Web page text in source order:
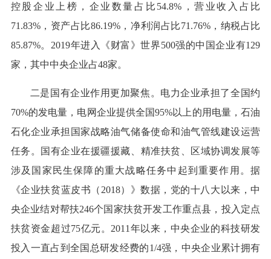
控股企业上榜，企业数量占比54.8%，营业收入占比
71.83%，资产占比86.19%，净利润占比71.76%，纳税占比
85.87%。2019年进入《财富》世界500强的中国企业有129
家，其中中央企业占48家。
二是国有企业作用更加聚焦。电力企业承担了全国约
70%的发电量，电网企业提供全国95%以上的用电量，石油
石化企业承担国家战略油气储备使命和油气管线建设运营
任务。国有企业在援疆援藏、精准扶贫、区域协调发展等
涉及国家民生保障的重大战略任务中起到重要作用。据
《企业扶贫蓝皮书（2018）》数据，党的十八大以来，中
央企业结对帮扶246个国家扶贫开发工作重点县，投入定点
扶贫资金超过75亿元。2011年以来，中央企业的科技研发
投入一直占到全国总研发经费的1/4强，中央企业累计拥有